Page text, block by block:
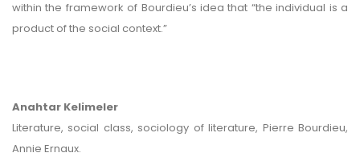
within the framework of Bourdieu’s idea that “the individual is a
product of the social context.”
Anahtar Kelimeler
Literature, social class, sociology of literature, Pierre Bourdieu,
Annie Ernaux.